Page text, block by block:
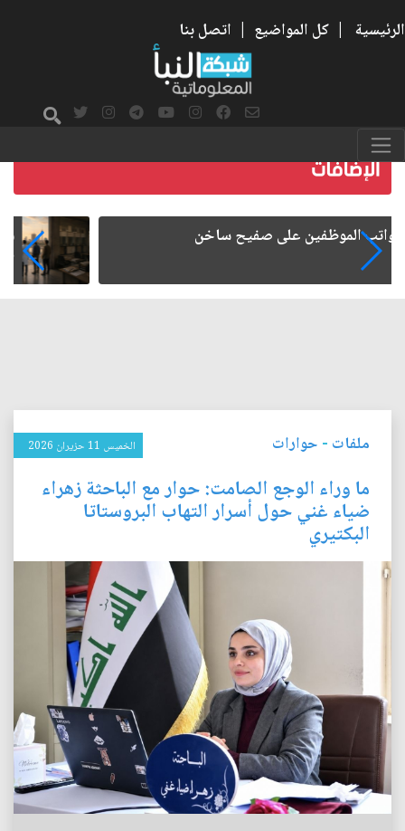
الرئيسية | كل المواضيع | اتصل بنا
هجرة الكفاءات العراقية.. الأسباب والآثار
ملفات - حوارات الخميس 11 حزيران 2026
ما وراء الوجع الصامت: حوار مع الباحثة زهراء
ضياء غني حول أسرار التهاب البروستاتا
البكتيري